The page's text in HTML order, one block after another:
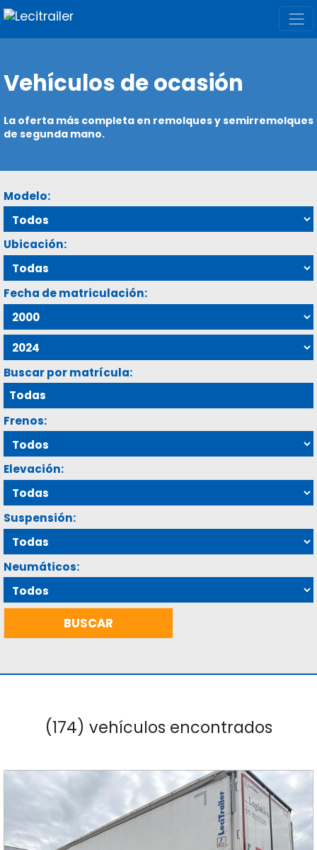
Vehículos de ocasión
La oferta más completa en remolques y semirremolques
de segunda mano.
Modelo:
Ubicación:
Fecha de matriculación:
Buscar por matrícula:
Frenos:
Elevación:
Suspensión:
Neumáticos:
(174) vehículos encontrados